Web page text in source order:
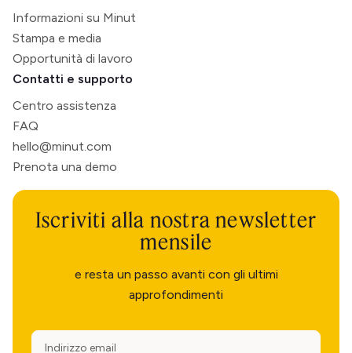
Informazioni su Minut
Stampa e media
Opportunità di lavoro
Contatti e supporto
Centro assistenza
FAQ
hello@minut.com
Prenota una demo
Iscriviti alla nostra newsletter
mensile
e resta un passo avanti con gli ultimi
approfondimenti